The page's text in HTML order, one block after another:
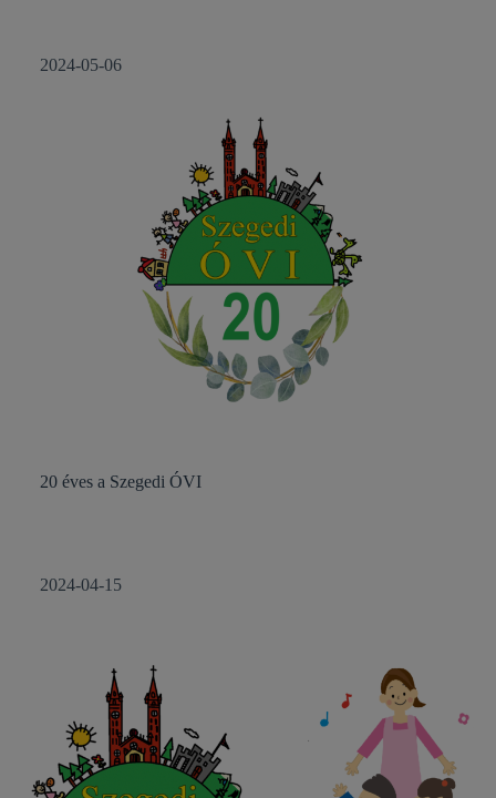
2024-05-06
20 éves a Szegedi ÓVI
2024-04-15